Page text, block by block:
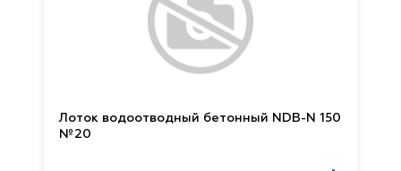
Лоток водоотводный бетонный NDB-N 150
№20